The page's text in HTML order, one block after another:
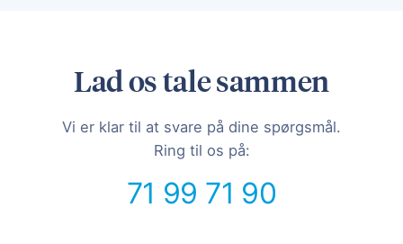
Lad os tale sammen
Vi er klar til at svare på dine spørgsmål.
Ring til os på:
71 99 71 90